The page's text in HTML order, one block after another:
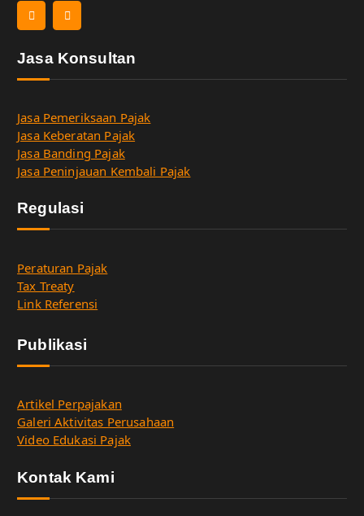
Jasa Konsultan
Jasa Pemeriksaan Pajak
Jasa Keberatan Pajak
Jasa Banding Pajak
Jasa Peninjauan Kembali Pajak
Regulasi
Peraturan Pajak
Tax Treaty
Link Referensi
Publikasi
Artikel Perpajakan
Galeri Aktivitas Perusahaan
Video Edukasi Pajak
Kontak Kami